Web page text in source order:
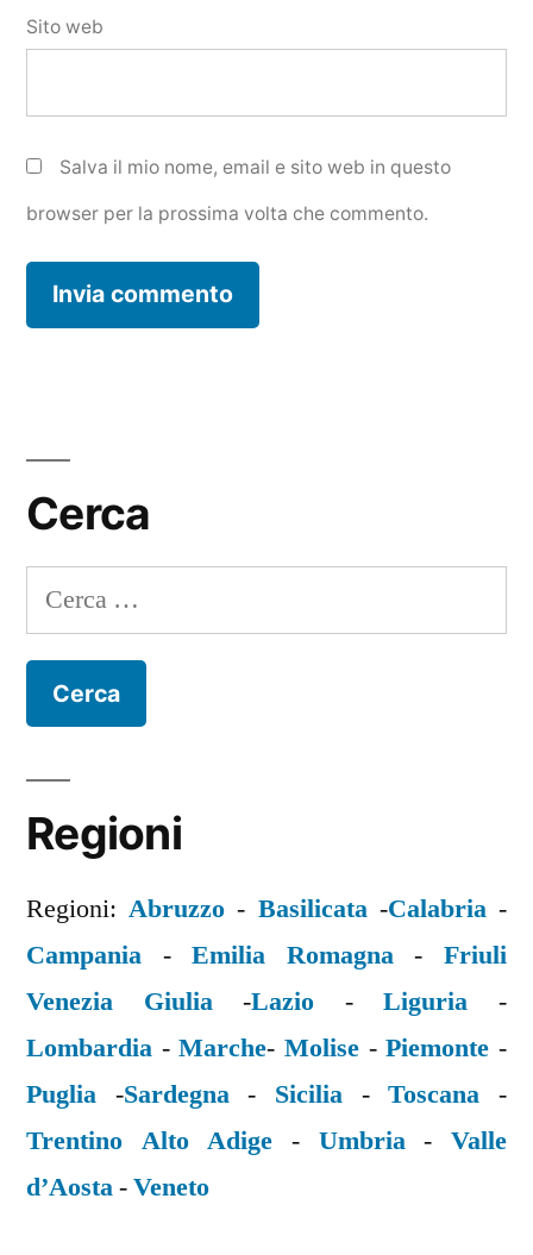
Sito web
Salva il mio nome, email e sito web in questo
browser per la prossima volta che commento.
Cerca
Ricerca
per:
Regioni
Regioni:Abruzzo - Basilicata-Calabria-
Campania -Emilia Romagna-Friuli
Venezia Giulia-Lazio -Liguria -
Lombardia -Marche-Molise -Piemonte -
Puglia -Sardegna- Sicilia -Toscana -
Trentino Alto Adige - Umbria-Valle
d’Aosta-Veneto